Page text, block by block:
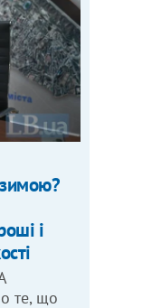
і
те, що